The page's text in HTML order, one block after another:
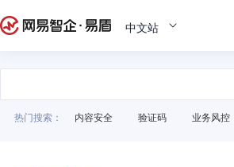
中文站
热门搜索： 内容安全 验证码 业务风控